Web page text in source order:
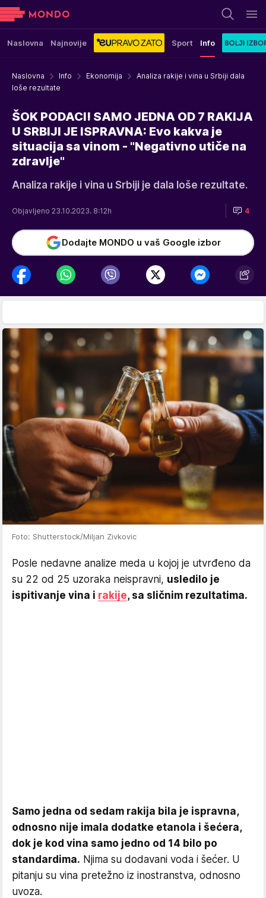
Naslovna Najnovije Sport Info
Naslovna Info Ekonomija
Analiza rakije i vina u Srbiji dala
loše rezultate
ŠOK PODACI! SAMO JEDNA OD 7 RAKIJA
U SRBIJI JE ISPRAVNA: Evo kakva je
situacija sa vinom - "Negativno utiče na
zdravlje"
Analiza rakije i vina u Srbiji je dala loše rezultate.
Objavljeno 23.10.2023. 8:12h 4
Dodajte MONDO u vaš Google izbor
Foto: Shutterstock/Miljan Zivkovic
Posle nedavne analize meda u kojoj je utvrđeno da
su 22 od 25 uzoraka neispravni, usledilo je
ispitivanje vina i rakije, sa sličnim rezultatima.
Samo jedna od sedam rakija bila je ispravna,
odnosno nije imala dodatke etanola i šećera,
dok je kod vina samo jedno od 14 bilo po
standardima. Njima su dodavani voda i šećer. U
pitanju su vina pretežno iz inostranstva, odnosno
uvoza.